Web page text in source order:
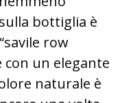
bottiglia è
row
con un elegante
naturale è